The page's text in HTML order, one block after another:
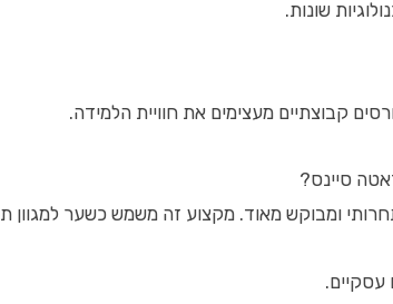
שונות.
קבוצתיים מעצימים את חוויית הלמידה.
סיינס?
ומבוקש מאוד. מקצוע זה משמש כשער למגוון
עסקיים.